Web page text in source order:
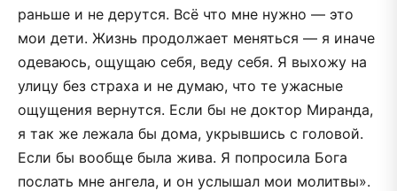
раньше и не дерутся. Всё что мне нужно — это
мои дети. Жизнь продолжает меняться — я иначе
одеваюсь, ощущаю себя, веду себя. Я выхожу на
улицу без страха и не думаю, что те ужасные
ощущения вернутся. Если бы не доктор Миранда,
я так же лежала бы дома, укрывшись с головой.
Если бы вообще была жива. Я попросила Бога
послать мне ангела, и он услышал мои молитвы».